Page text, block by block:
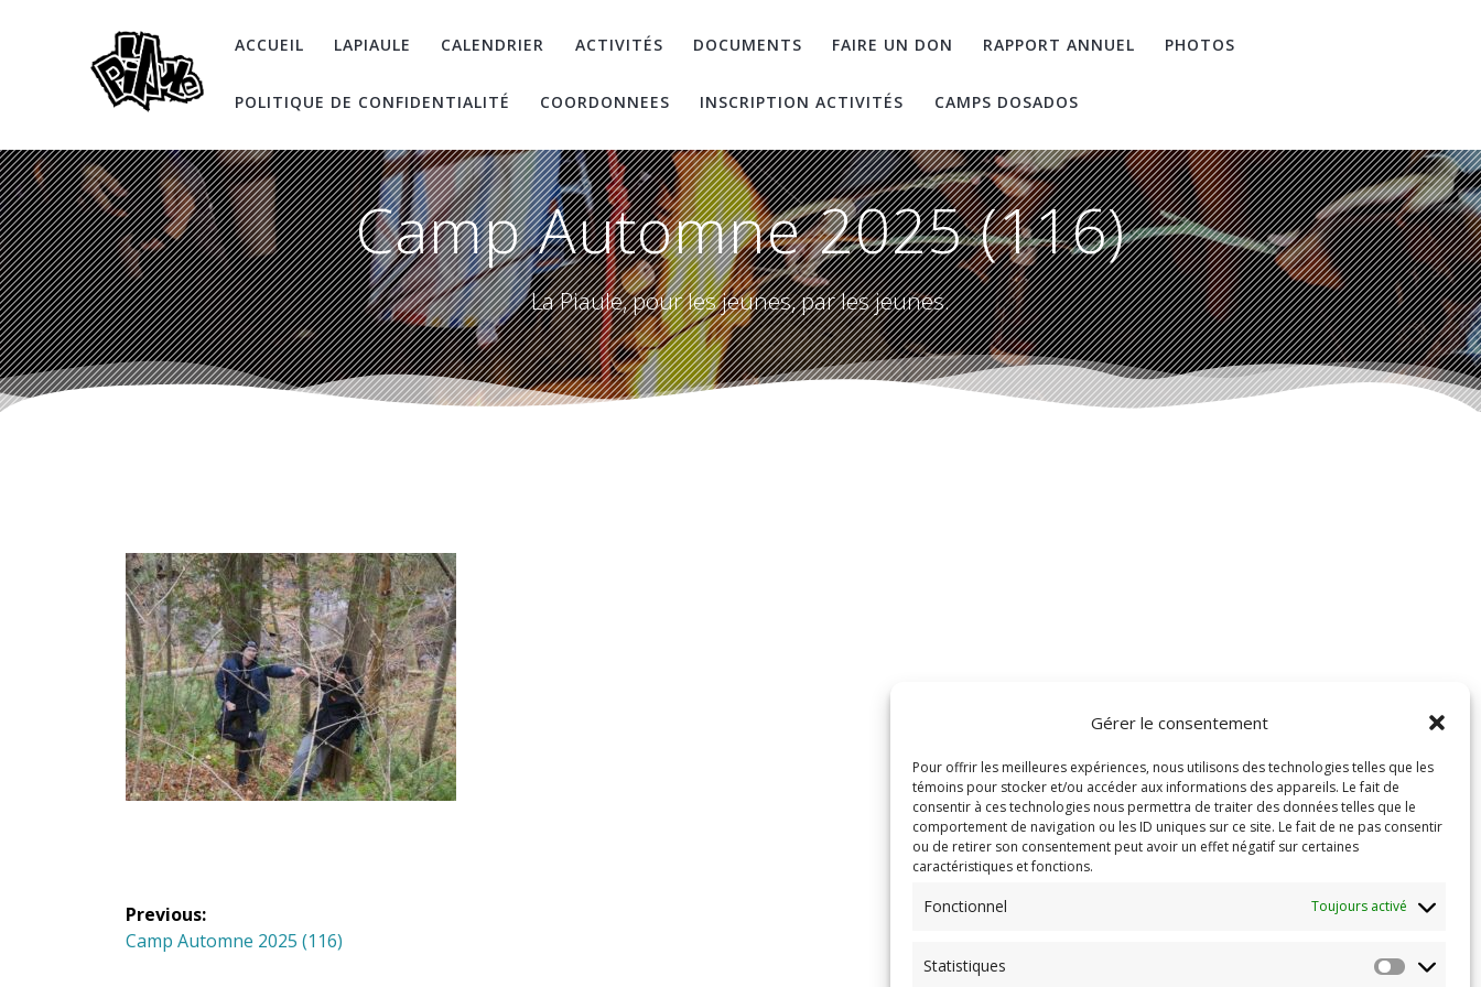
Gérer le consentement
Pour offrir les meilleures expériences, nous utilisons des technologies telles que les
témoins pour stocker et/ou accéder aux informations des appareils. Le fait de
consentir à ces technologies nous permettra de traiter des données telles que le
comportement de navigation ou les ID uniques sur ce site. Le fait de ne pas consentir
ou de retirer son consentement peut avoir un effet négatif sur certaines
caractéristiques et fonctions.
Fonctionnel Toujours activé
Statistiques
ACCUEIL LAPIAULE CALENDRIER ACTIVITÉS DOCUMENTS FAIRE UN DON RAPPORT ANNUEL PHOTOS
POLITIQUE DE CONFIDENTIALITÉ COORDONNEES INSCRIPTION ACTIVITÉS CAMPS DOSADOS
Camp Automne 2025 (116)
La Piaule, pour les jeunes, par les jeunes.
Navigation
de
Previous:
Previous
Camp Automne 2025 (116)